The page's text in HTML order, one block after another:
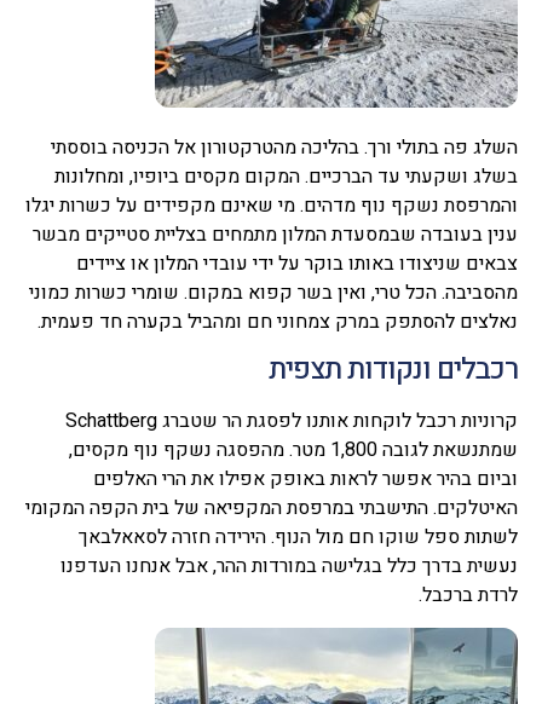
השלג פה בתולי ורך. בהליכה מהטרקטורון אל הכניסה בוססתי
בשלג ושקעתי עד הברכיים. המקום מקסים ביופיו, ומחלונות
והמרפסת נשקף נוף מדהים. מי שאינם מקפידים על כשרות יגלו
ענין בעובדה שבמסעדת המלון מתמחים בצליית סטייקים מבשר
צבאים שניצודו באותו בוקר על ידי עובדי המלון או ציידים
מהסביבה. הכל טרי, ואין בשר קפוא במקום. שומרי כשרות כמוני
נאלצים להסתפק במרק צמחוני חם ומהביל בקערה חד פעמית.
רכבלים ונקודות תצפית
קרוניות רכבל לוקחות אותנו לפסגת הר שטברג Schattberg
שמתנשאת לגובה 1,800 מטר. מהפסגה נשקף נוף מקסים,
וביום בהיר אפשר לראות באופק אפילו את הרי האלפים
האיטלקים. התישבתי במרפסת המקפיאה של בית הקפה המקומי
לשתות ספל שוקו חם מול הנוף. הירידה חזרה לסאאלבאך
נעשית בדרך כלל בגלישה במורדות ההר, אבל אנחנו העדפנו
לרדת ברכבל.